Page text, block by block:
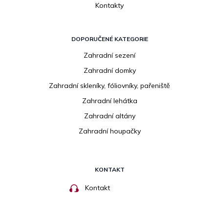
Kontakty
DOPORUČENÉ KATEGORIE
Zahradní sezení
Zahradní domky
Zahradní skleníky, fóliovníky, pařeniště
Zahradní lehátka
Zahradní altány
Zahradní houpačky
KONTAKT
Kontakt